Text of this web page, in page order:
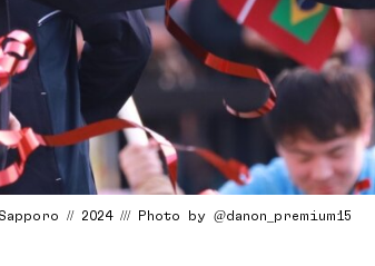
Sapporo // 2024 /// Photo by @danon_premium15